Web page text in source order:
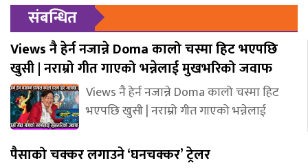
संबन्धित
Views नै हेर्न नजान्ने Doma कालो चस्मा हिट भएपछि
खुसी | नराम्रो गीत गाएको भन्नेलाई मुखभरिको जवाफ
Views नै हेर्न नजान्ने Doma कालो चस्मा हिट
भएपछि खुसी | नराम्रो गीत गाएको भन्नेलाई
पैसाको चक्कर लगाउने ‘घनचक्कर’ ट्रेलर